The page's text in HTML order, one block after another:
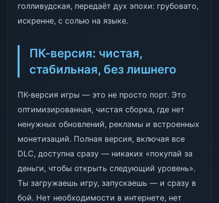
голливудская, передаёт дух эпохи: грубовато,
искренне, с солью на языке.
ПК-версия: чистая,
стабильная, без лишнего
ПК-версия игры — это не просто порт. Это
оптимизированная, чистая сборка, где нет
ненужных обновлений, рекламы и встроенных
монетизаций. Полная версия, включая все
DLC, доступна сразу — никаких «покупай за
деньги, чтобы открыть следующий уровень».
Ты загружаешь игру, запускаешь — и сразу в
бой. Нет необходимости в интернете, нет